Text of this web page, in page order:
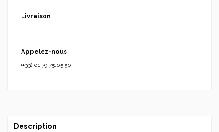
Livraison
Appelez-nous
(+33) 01.79.75.05.50
Description